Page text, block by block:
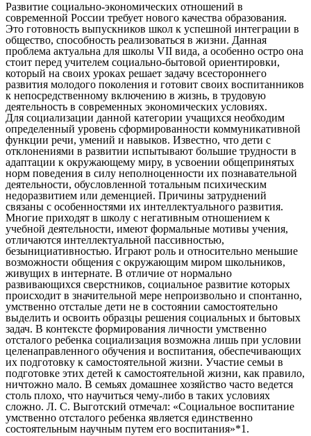
Развитие социально-экономических отношений в
современной России требует нового качества образования.
Это готовность выпускников школ к успешной интеграции в
общество, способность реализоваться в жизни. Данная
проблема актуальна для школы VII вида, а особенно остро она
стоит перед учителем социально-бытовой ориентировки,
который на своих уроках решает задачу всестороннего
развития молодого поколения и готовит своих воспитанников
к непосредственному включению в жизнь, в трудовую
деятельность в современных экономических условиях.
Для социализации данной категории учащихся необходим
определенный уровень сформированности коммуникативной
функции речи, умений и навыков. Известно, что дети с
отклонениями в развитии испытывают большие трудности в
адаптации к окружающему миру, в усвоении общепринятых
норм поведения в силу неполноценности их познавательной
деятельности, обусловленной тотальным психическим
недоразвитием или деменцией. Причины затруднений
связаны с особенностями их интеллектуального развития.
Многие приходят в школу с негативным отношением к
учебной деятельности, имеют формальные мотивы учения,
отличаются интеллектуальной пассивностью,
безынициативностью. Играют роль и относительно меньшие
возможности общения с окружающим миром школьников,
живущих в интернате. В отличие от нормально
развивающихся сверстников, социальное развитие которых
происходит в значительной мере непроизвольно и спонтанно,
умственно отсталые дети не в состоянии самостоятельно
выделить и освоить образцы решения социальных и бытовых
задач. В контексте формирования личности умственно
отсталого ребенка социализация возможна лишь при условии
целенаправленного обучения и воспитания, обеспечивающих
их подготовку к самостоятельной жизни. Участие семьи в
подготовке этих детей к самостоятельной жизни, как правило,
ничтожно мало. В семьях домашнее хозяйство часто ведется
столь плохо, что научиться чему-либо в таких условиях
сложно. Л. С. Выготский отмечал: «Социальное воспитание
умственно отсталого ребенка является единственно
состоятельным научным путем его воспитания»*1.